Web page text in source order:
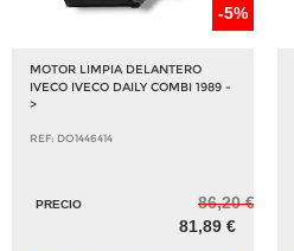
-5%
MOTOR LIMPIA DELANTERO
IVECO IVECO DAILY COMBI 1989 -
>
REF: DO1446414
PRECIO
86,20 €
81,89 €